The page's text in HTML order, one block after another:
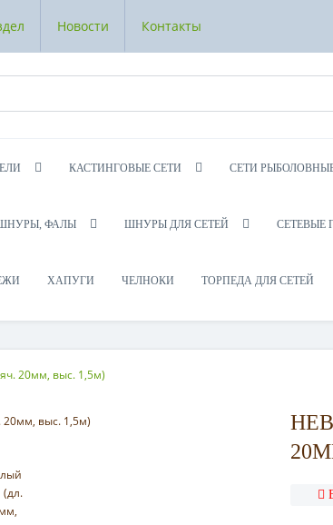
Новости Контакты
КАСТИНГОВЫЕ СЕТИ СЕТИ
ФАЛЫ ШНУРЫ ДЛЯ СЕТЕЙ СЕТЕВЫЕ
ХАПУГИ ЧЕЛНОКИ ТОРПЕДА ДЛЯ СЕТЕЙ
20мм, выс. 1,5м)